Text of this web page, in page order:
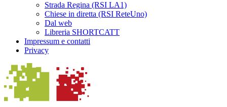
Strada Regina (RSI LA1)
Chiese in diretta (RSI ReteUno)
Dal web
Libreria SHORTCATT
Impressum e contatti
Privacy